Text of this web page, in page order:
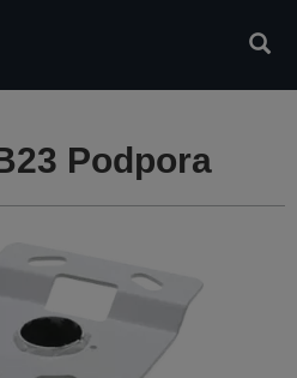
Podpora